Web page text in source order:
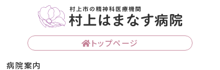
トップページ
病院案内